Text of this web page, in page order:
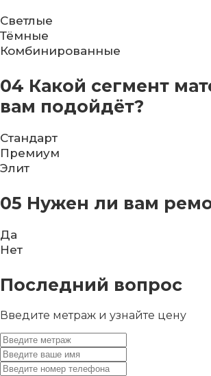
Светлые
Тёмные
Комбинированные
04 Какой сегмент
вам подойдёт?
Стандарт
Премиум
Элит
05 Нужен ли вам
Да
Нет
Последний вопрос
Введите метраж и узнайте цену